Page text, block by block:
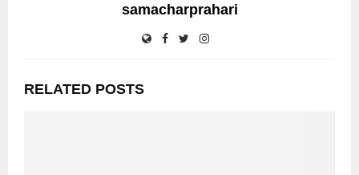
samacharprahari
RELATED POSTS